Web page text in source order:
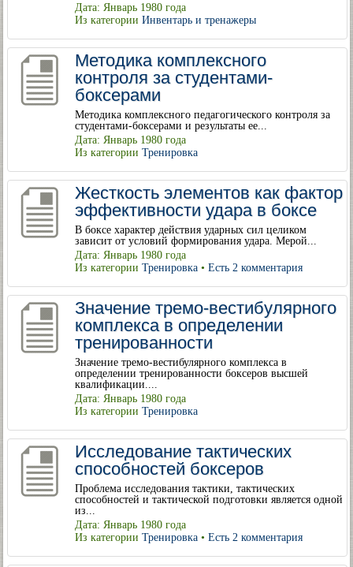
Дата: Январь 1980 года
Из категории Инвентарь и тренажеры
Методика комплексного
контроля за студентами-
боксерами
Методика комплексного педагогического контроля за
студентами-боксерами и результаты ее...
Дата: Январь 1980 года
Из категории Тренировка
Жесткость элементов как фактор
эффективности удара в боксе
В боксе характер действия ударных сил целиком
зависит от условий формирования удара. Мерой...
Дата: Январь 1980 года
Из категории Тренировка • Есть 2 комментария
Значение тремо-вестибулярного
комплекса в определении
тренированности
Значение тремо-вестибулярного комплекса в
определении тренированности боксеров высшей
квалификации....
Дата: Январь 1980 года
Из категории Тренировка
Исследование тактических
способностей боксеров
Проблема исследования тактики, тактических
способностей и тактической подготовки является одной
из...
Дата: Январь 1980 года
Из категории Тренировка • Есть 2 комментария